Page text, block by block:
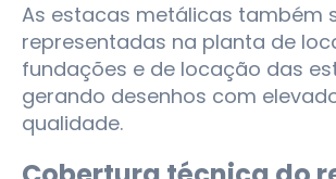
As estacas metálicas também
representadas na planta de
fundações e de locação das
gerando desenhos com
qualidade.